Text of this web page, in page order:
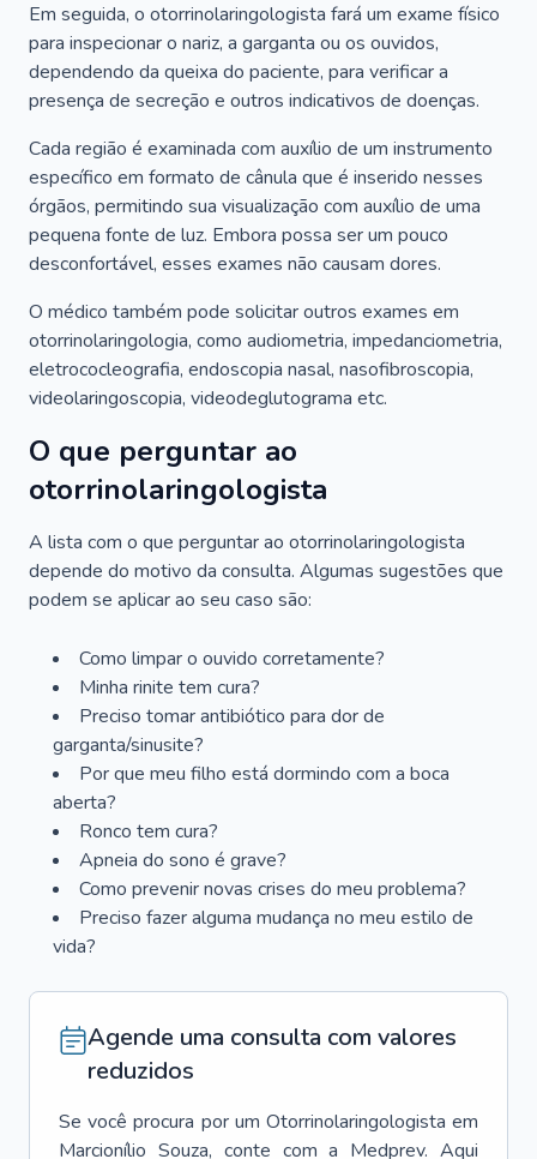
Em seguida, o otorrinolaringologista fará um exame físico
para inspecionar o nariz, a garganta ou os ouvidos,
dependendo da queixa do paciente, para verificar a
presença de secreção e outros indicativos de doenças.
Cada região é examinada com auxílio de um instrumento
específico em formato de cânula que é inserido nesses
órgãos, permitindo sua visualização com auxílio de uma
pequena fonte de luz. Embora possa ser um pouco
desconfortável, esses exames não causam dores.
O médico também pode solicitar outros exames em
otorrinolaringologia, como audiometria, impedanciometria,
eletrococleografia, endoscopia nasal, nasofibroscopia,
videolaringoscopia, videodeglutograma etc.
O que perguntar ao
otorrinolaringologista
A lista com o que perguntar ao otorrinolaringologista
depende do motivo da consulta. Algumas sugestões que
podem se aplicar ao seu caso são:
Como limpar o ouvido corretamente?
Minha rinite tem cura?
Preciso tomar antibiótico para dor de
garganta/sinusite?
Por que meu filho está dormindo com a boca
aberta?
Ronco tem cura?
Apneia do sono é grave?
Como prevenir novas crises do meu problema?
Preciso fazer alguma mudança no meu estilo de
vida?
Agende uma consulta com valores
reduzidos
Se você procura por um Otorrinolaringologista em
Marcionílio Souza, conte com a Medprev. Aqui